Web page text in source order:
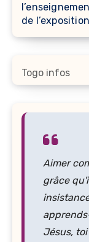
de
Togo infos
Aimer
grâce
Jésus,